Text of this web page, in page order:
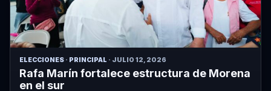
ELECCIONES · PRINCIPAL · JULIO 12, 2026
Rafa Marín fortalece estructura de Morena
en el sur